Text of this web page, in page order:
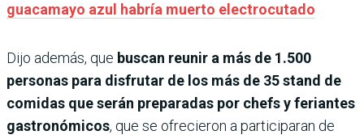
guacamayo azul habría muerto electrocutado
Dijo además, que buscan reunir a más de 1.500
personas para disfrutar de los más de 35 stand de
comidas que serán preparadas por chefs y feriantes
gastronómicos, que se ofrecieron a participaran de